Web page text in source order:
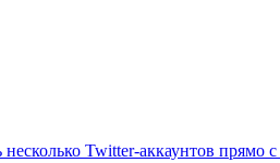
Twitter-аккаунтов